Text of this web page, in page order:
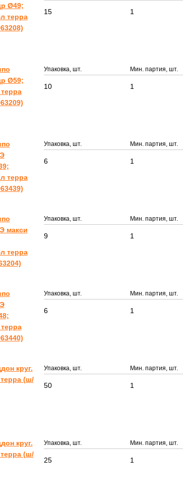
Ø49;
терра
15 1
Ø59;
Упаковка, шт. Мин. партия, шт.
10 1
терра
Упаковка, шт. Мин. партия, шт.
6 1
макси
терра
Упаковка, шт. Мин. партия, шт.
9 1
Упаковка, шт. Мин. партия, шт.
6 1
круг.
(ш/
Упаковка, шт. Мин. партия, шт.
50 1
круг.
(ш/
Упаковка, шт. Мин. партия, шт.
25 1